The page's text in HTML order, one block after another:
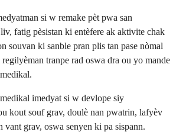
si w remake pèt pwa san
fatig pèsistan ki entèfere ak aktivite chak
souvan ki sanble pran plis tan pase nòmal
tranpe rad oswa dra ou yo mande
imedyat si w devlope siy
kout souf grav, doulè nan pwatrin, lafyèv
vant grav, oswa senyen ki pa sispann.